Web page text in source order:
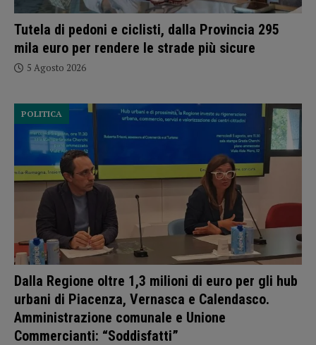
Tutela di pedoni e ciclisti, dalla Provincia 295
mila euro per rendere le strade più sicure
5 Agosto 2026
Dalla Regione oltre 1,3 milioni di euro per gli hub
urbani di Piacenza, Vernasca e Calendasco.
Amministrazione comunale e Unione
Commercianti: “Soddisfatti”
POLITICA